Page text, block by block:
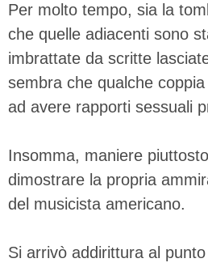
Per molto tempo, sia la
che quelle adiacenti sono
imbrattate da scritte
sembra che qualche
ad avere rapporti sessuali
Insomma, maniere
dimostrare la propria
del musicista americano.
Si arrivò addirittura al